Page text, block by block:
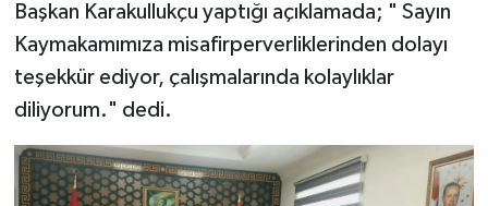
Başkan Karakullukçu yaptığı açıklamada; " Sayın
Kaymakamımıza misafirperverliklerinden dolayı
teşekkür ediyor, çalışmalarında kolaylıklar
diliyorum." dedi.